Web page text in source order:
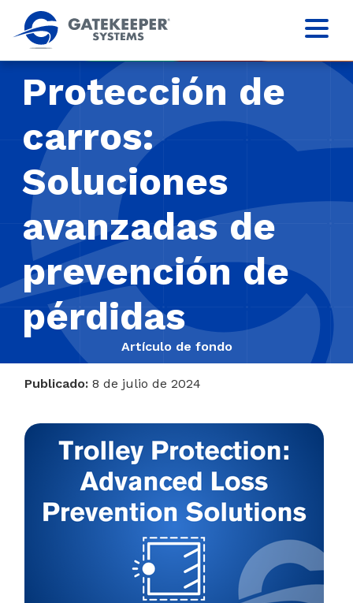
Protección de
carros:
Soluciones
avanzadas de
prevención de
pérdidas
Artículo de fondo
Publicado: 8 de julio de 2024